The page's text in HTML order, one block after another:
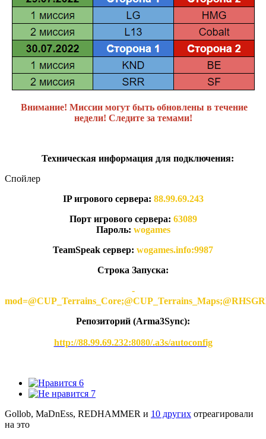
Внимание! Миссии могут быть обновлены в течение
недели! Следите за темами!
Техническая информация для подключения:
Спойлер
IP игрового сервера: 88.99.69.243
Порт игрового сервера: 63089
Пароль: wogames
TeamSpeak сервер: wogames.info:9987
Строка Запуска:
-
Репозиторий (Arma3Synс):
http://88.99.69.232:8080/.a3s/autoconfig
6
7
Gollob, MaDnEss, REDHAMMER и 10 других отреагировали
на это